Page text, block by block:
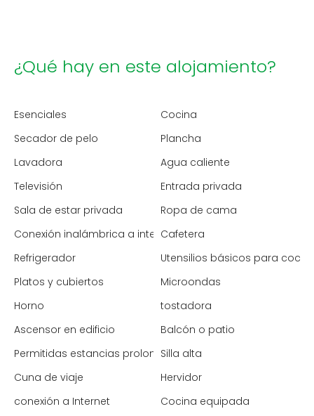
¿Qué hay en este alojamiento?
Esenciales
Cocina
Secador de pelo
Plancha
Lavadora
Agua caliente
Televisión
Entrada privada
Sala de estar privada
Ropa de cama
Conexión inalámbrica a internetCafetera
Refrigerador
Utensilios básicos para
Platos y cubiertos
Microondas
Horno
tostadora
Ascensor en edificio
Balcón o patio
Permitidas estancias prolongadas
Silla alta
Cuna de viaje
Hervidor
conexión a Internet
Cocina equipada